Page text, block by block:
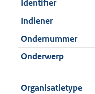
Identifier
Indiener
Ondernummer
Onderwerp
Organisatietype